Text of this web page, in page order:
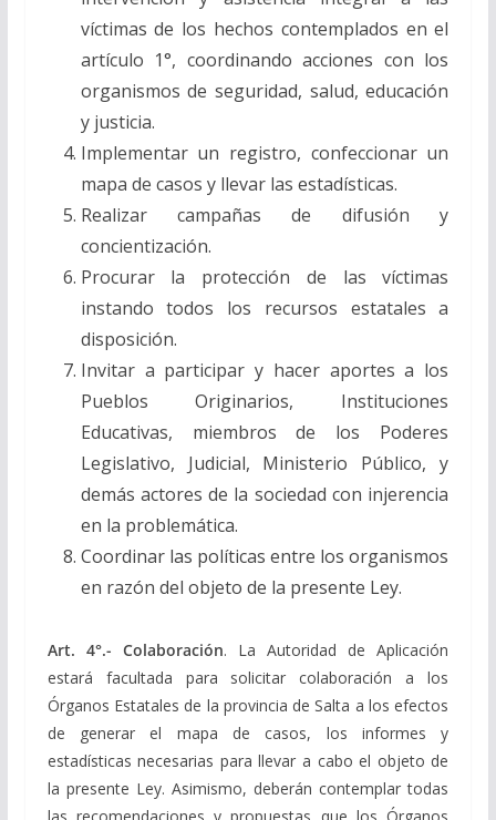
víctimas de los hechos contemplados en el
artículo 1°, coordinando acciones con los
organismos de seguridad, salud, educación
y justicia.
Implementar un registro, confeccionar un
mapa de casos y llevar las estadísticas.
Realizar campañas de difusión y
concientización.
Procurar la protección de las víctimas
instando todos los recursos estatales a
disposición.
Invitar a participar y hacer aportes a los
Pueblos Originarios, Instituciones
Educativas, miembros de los Poderes
Legislativo, Judicial, Ministerio Público, y
demás actores de la sociedad con injerencia
en la problemática.
Coordinar las políticas entre los organismos
en razón del objeto de la presente Ley.
Art. 4°.- Colaboración. La Autoridad de Aplicación
estará facultada para solicitar colaboración a los
Órganos Estatales de la provincia de Salta a los efectos
de generar el mapa de casos, los informes y
estadísticas necesarias para llevar a cabo el objeto de
la presente Ley. Asimismo, deberán contemplar todas